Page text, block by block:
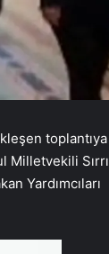
toplantıya
Milletvekili Sırrı
Yardımcıları